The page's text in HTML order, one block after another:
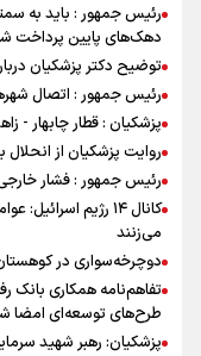
رئیس جمهور : باید به
دهک‌های پایین پرداخت
توضیح دکتر پزشکیان
رئیس جمهور : اتصال
پزشکیان : قطار چابهار -
روایت پزشکیان از انحلال
رئیس جمهور : فشار
کانال ۱۴ رژیم
می‌زنند
دوچرخه‌سواری در
تفاهم‌نامه همکاری بانک
طرح‌های توسعه‌ای امضا
پزشکیان: رهبر شهید